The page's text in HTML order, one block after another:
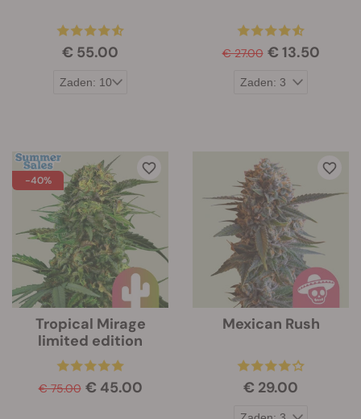
€ 55.00 € 27.00 € 13.50
-40%
Tropical Mirage
limited edition
€ 75.00 € 45.00
Mexican Rush
€ 29.00